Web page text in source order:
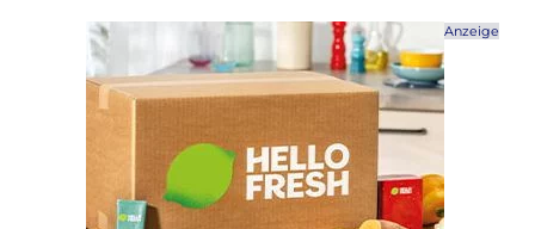
Anzeige